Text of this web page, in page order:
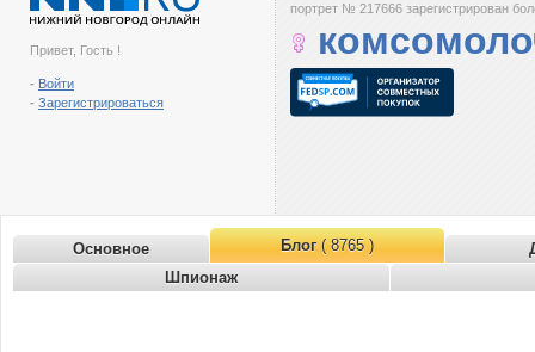
Привет, Гость !
- Войти
- Зарегистрироваться
портрет № 217666 зарегистрирован
Основное Блог( 8765 )
Шпионаж